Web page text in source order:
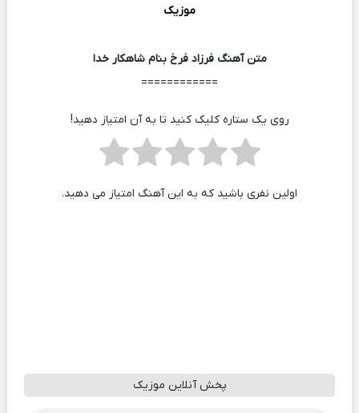
موزیک
متن آهنگ فرزاد فرخ بنام شاهکار خدا
============
روی یک ستاره کلیک کنید تا به آن امتیاز دهید!
اولین نفری باشید که به این آهنگ امتیاز می دهید.
پخش آنلاین موزیک